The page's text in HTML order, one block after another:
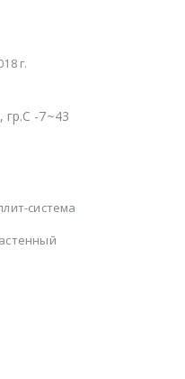
г.
гр.С -7~43
система